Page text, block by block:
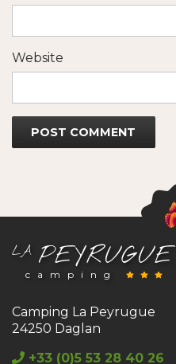
Website
LAPEYRUGUE
camping
Camping La Peyrugue
24250 Daglan
+33 (0)5 53 28 40 26